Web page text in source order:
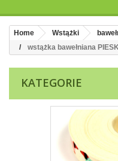
Home Wstążki
wstążka bawełniana
KATEGORIE